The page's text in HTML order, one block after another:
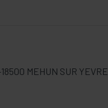
MEHUN SUR YEVRE